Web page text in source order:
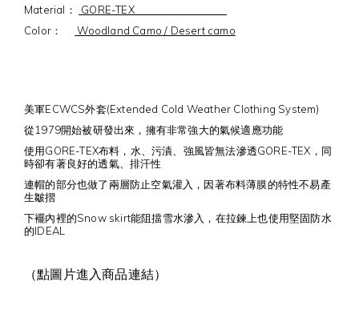
Material：
GORE-TEX
Color：
Woodland Camo / Desert camo
美軍ECWCS外套(Extended Cold Weather Clothing System)
從1979開始被研發出來，擁有非常強大的氣候適應功能
使用GORE-TEX布料，水、污漬、強風皆無法滲透GORE-TEX，同
時卻有著良好的透氣、排汗性
連帽的部分也做了兩層防止空氣灌入，因著布料薄膜的特性不易產
生皺摺
下襬內裡的Snow skirt能阻擋雪水滲入，在拉鍊上也使用堅固防水
的IDEAL
（點圖片進入商品連結）